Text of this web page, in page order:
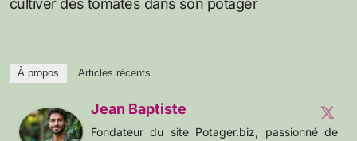
cultiver des tomates dans son potager
À propos Articles récents
Jean Baptiste
Fondateur du site Potager.biz, passionné de